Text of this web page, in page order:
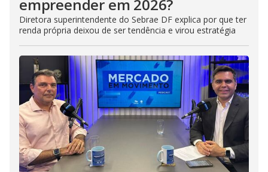
empreender em 2026?
Diretora superintendente do Sebrae DF explica por que ter
renda própria deixou de ser tendência e virou estratégia